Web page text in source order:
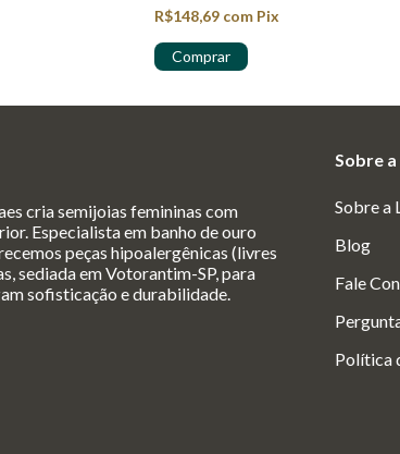
R$148,69 com Pix
cria semijoias femininas com
Especialista em banho de ouro
peças hipoalergênicas (livres
sediada em Votorantim-SP, para
sofisticação e durabilidade.
Sobre
Sobre a
Blog
Fale
Política